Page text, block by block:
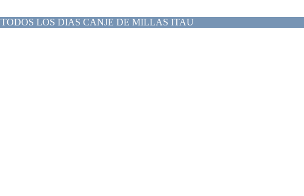
TODOS LOS DIAS CANJE DE MILLAS ITAU